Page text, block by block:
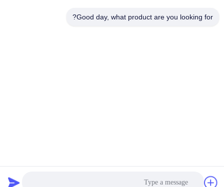
Good day, what product are you looking for?